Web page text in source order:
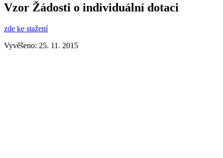
Vzor Žádosti o individuální dotaci
zde ke stažení
Vyvěšeno: 25. 11. 2015